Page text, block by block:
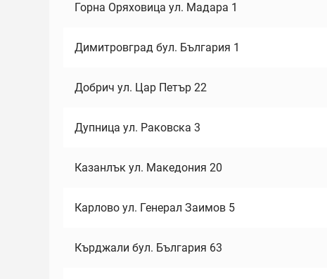
Горна Оряховица ул. Мадара 1
Димитровград бул. България 1
Добрич ул. Цар Петър 22
Дупница ул. Раковска 3
Казанлък ул. Македония 20
Карлово ул. Генерал Заимов 5
Кърджали бул. България 63